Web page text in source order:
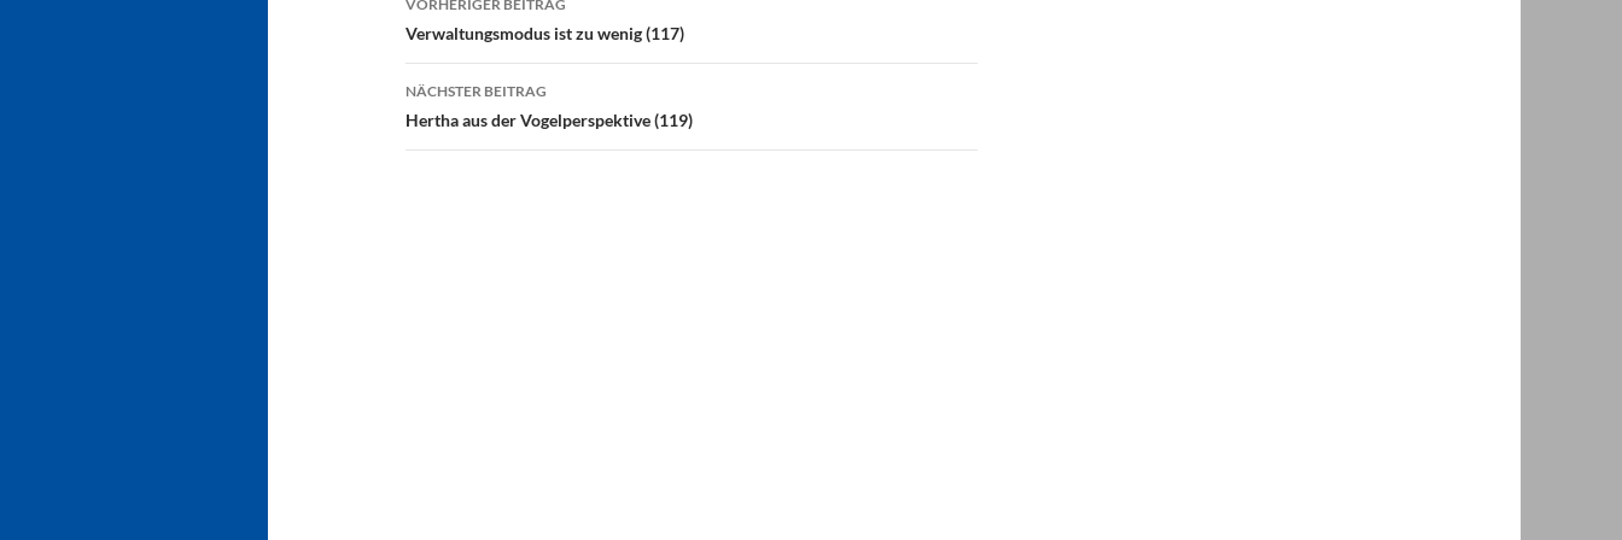
VORHERIGER BEITRAG
Verwaltungsmodus ist zu wenig (117)
NÄCHSTER BEITRAG
Hertha aus der Vogelperspektive (119)